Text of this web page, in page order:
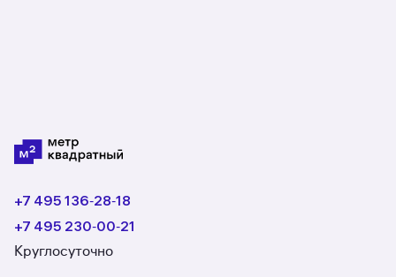
+7 495 136‑28‑18
+7 495 230‑00‑21
Круглосуточно